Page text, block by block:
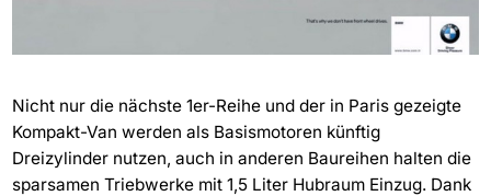
Nicht nur die nächste 1er-Reihe und der in Paris gezeigte
Kompakt-Van werden als Basismotoren künftig
Dreizylinder nutzen, auch in anderen Baureihen halten die
sparsamen Triebwerke mit 1,5 Liter Hubraum Einzug. Dank